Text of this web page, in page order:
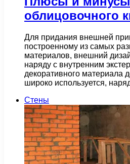
облицовочного
Для придания внешней
построенному из самых
материалов, внешний
наряду с внутренним
декоративного материала
широко используется,
Стены